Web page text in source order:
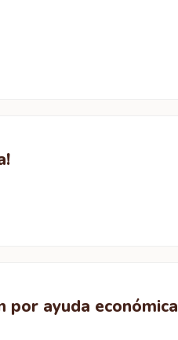
por ayuda económica